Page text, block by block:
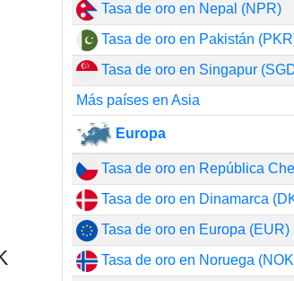
Tasa de oro en Nepal (NPR)
Tasa de oro en Pakistán
Tasa de oro en Singapur
Más países en Asia
Europa
Tasa de oro en República
Tasa de oro en Dinamarca
Tasa de oro en Europa (EUR)
Tasa de oro en Noruega